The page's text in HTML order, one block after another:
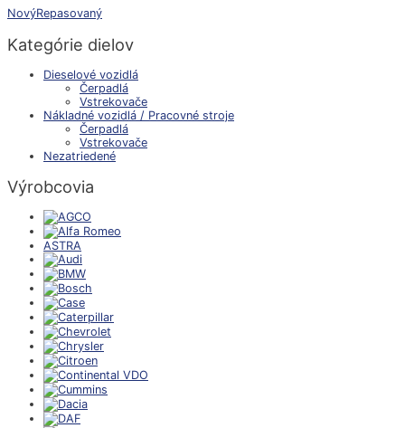
NovýRepasovaný
Kategórie dielov
Dieselové vozidlá
Čerpadlá
Vstrekovače
Nákladné vozidlá / Pracovné stroje
Čerpadlá
Vstrekovače
Nezatriedené
Výrobcovia
ASTRA